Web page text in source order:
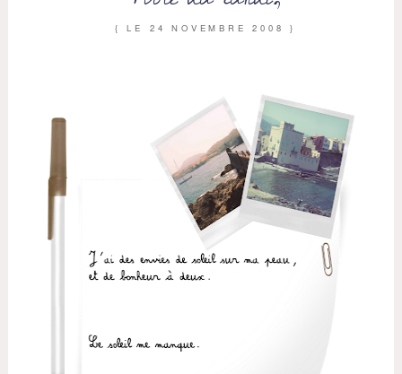
{ LE 24 NOVEMBRE 2008 }